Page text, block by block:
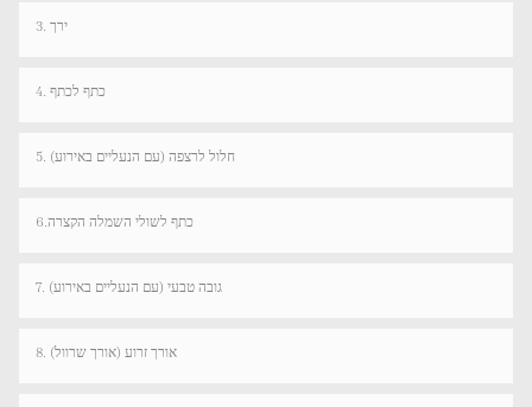
3. ירך
4. כתף לכתף
5. חלול לרצפה (עם הנעליים באירוע)
6.כתף לשולי השמלה הקצרה
7. גובה טבעי (עם הנעליים באירוע)
8. אורך זרוע (אורך שרוול)